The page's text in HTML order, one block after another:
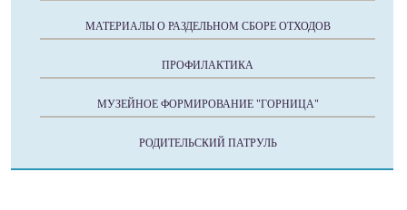
МАТЕРИАЛЫ О РАЗДЕЛЬНОМ СБОРЕ ОТХОДОВ
ПРОФИЛАКТИКА
МУЗЕЙНОЕ ФОРМИРОВАНИЕ "ГОРНИЦА"
РОДИТЕЛЬСКИЙ ПАТРУЛЬ